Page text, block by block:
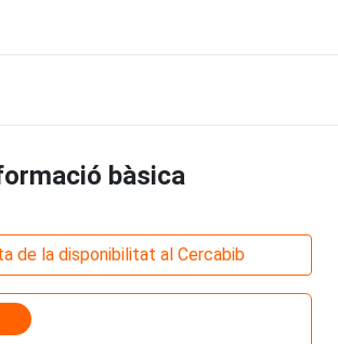
bàsica
de la disponibilitat al Cercabib